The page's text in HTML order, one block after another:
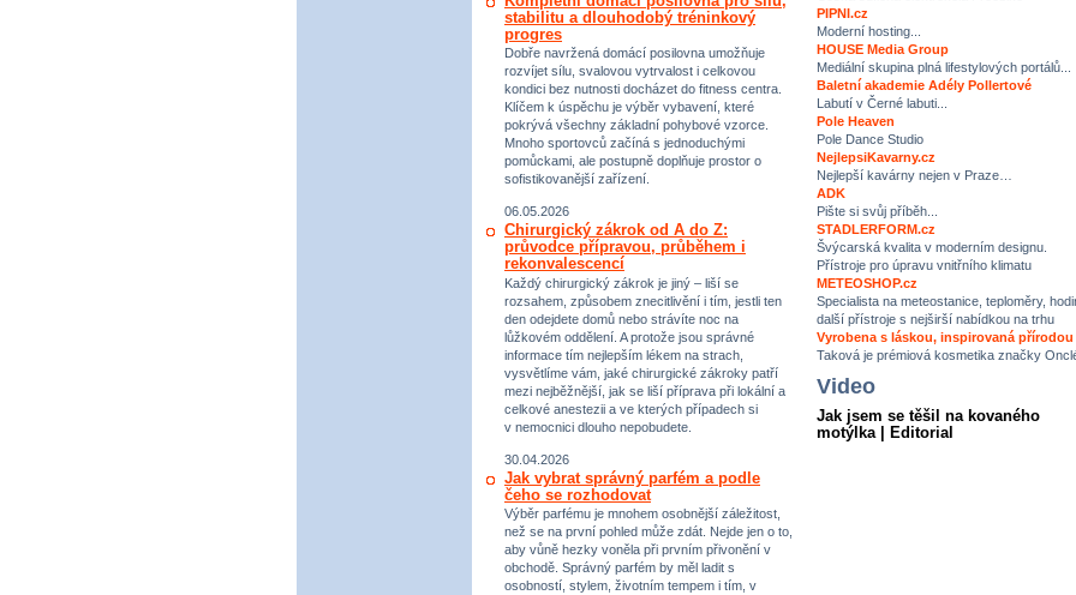
stabilitu a dlouhodobý tréninkový
progres
Dobře navržená domácí posilovna umožňuje
rozvíjet sílu, svalovou vytrvalost i celkovou
kondici bez nutnosti docházet do fitness centra.
Klíčem k úspěchu je výběr vybavení, které
pokrývá všechny základní pohybové vzorce.
Mnoho sportovců začíná s jednoduchými
pomůckami, ale postupně doplňuje prostor o
sofistikovanější zařízení.
06.05.2026
Chirurgický zákrok od A do Z:
průvodce přípravou, průběhem i
rekonvalescencí
Každý chirurgický zákrok je jiný – liší se
rozsahem, způsobem znecitlivění i tím, jestli ten
den odejdete domů nebo strávíte noc na
lůžkovém oddělení. A protože jsou správné
informace tím nejlepším lékem na strach,
vysvětlíme vám, jaké chirurgické zákroky patří
mezi nejběžnější, jak se liší příprava při lokální a
celkové anestezii a ve kterých případech si
v nemocnici dlouho nepobudete.
30.04.2026
Jak vybrat správný parfém a podle
čeho se rozhodovat
Výběr parfému je mnohem osobnější záležitost,
než se na první pohled může zdát. Nejde jen o to,
aby vůně hezky voněla při prvním přivonění v
obchodě. Správný parfém by měl ladit s
osobností, stylem, životním tempem i tím, v
PIPNI.cz
Moderní hosting...
HOUSE Media Group
Mediální skupina plná lifestylových portálů...
Baletní akademie Adély Pollertové
Labutí v Černé labuti...
Pole Heaven
Pole Dance Studio
NejlepsiKavarny.cz
Nejlepší kavárny nejen v Praze…
ADK
Pište si svůj příběh...
STADLERFORM.cz
Švýcarská kvalita v moderním designu.
Přístroje pro úpravu vnitřního klimatu
METEOSHOP.cz
Specialista na meteostanice, teploměry,
další přístroje s nejširší nabídkou na trhu
Vyrobena s láskou, inspirovaná přírodou
Taková je prémiová kosmetika značky
Video
Jak jsem se těšil na kovaného
motýlka | Editorial